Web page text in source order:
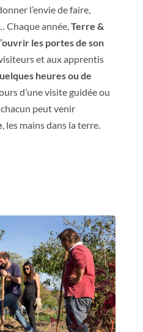
l’envie de faire,
Chaque année, Terre &
les portes de son
et aux apprentis
heures ou de
d’une visite guidée ou
chacun peut venir
, les mains dans la terre.